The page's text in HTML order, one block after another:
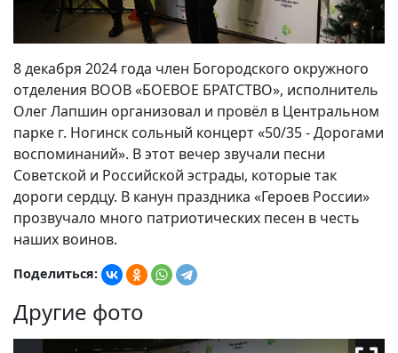
8 декабря 2024 года член Богородского окружного
отделения ВООВ «БОЕВОЕ БРАТСТВО», исполнитель
Олег Лапшин организовал и провёл в Центральном
парке г. Ногинск сольный концерт «50/35 - Дорогами
воспоминаний». В этот вечер звучали песни
Советской и Российской эстрады, которые так
дороги сердцу. В канун праздника «Героев России»
прозвучало много патриотических песен в честь
наших воинов.
Поделиться:
Другие фото